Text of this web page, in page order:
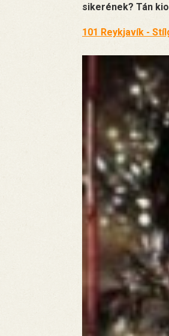
sikerének? Tán
101 Reykjavík -